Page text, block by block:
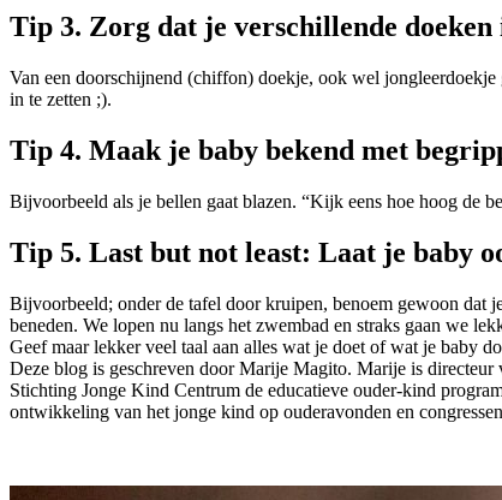
Tip 3. Zorg dat je verschillende doeken
Van een doorschijnend (chiffon) doekje, ook wel
in te zetten ;).
Tip 4. Maak je baby bekend met
Bijvoorbeeld als je bellen gaat blazen. “Kijk eens hoe hoog de
Tip 5. Last but not least: Laat je baby
Bijvoorbeeld; onder de tafel door kruipen, benoem gewoon dat
beneden. We lopen nu langs het zwembad en straks gaan we
Geef maar lekker veel taal aan alles wat je doet of wat je baby
Deze blog is geschreven door Marije Magito. Marije is
Stichting Jonge Kind Centrum de educatieve ouder-kind
ontwikkeling van het jonge kind op ouderavonden en